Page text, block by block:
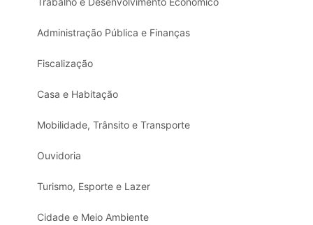
Administração Pública e Finanças
Fiscalização
Casa e Habitação
Mobilidade, Trânsito e Transporte
Ouvidoria
Turismo, Esporte e Lazer
Cidade e Meio Ambiente